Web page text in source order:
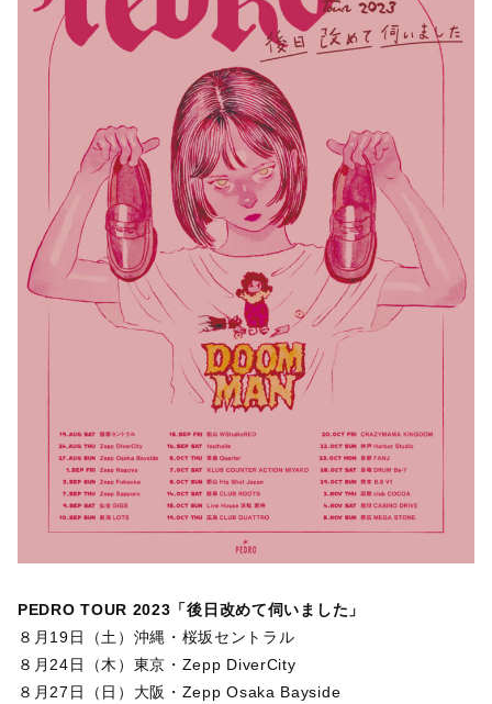
PEDRO TOUR 2023「後日改めて伺いました」
８月19日（土）沖縄・桜坂セントラル
８月24日（木）東京・Zepp DiverCity
８月27日（日）大阪・Zepp Osaka Bayside